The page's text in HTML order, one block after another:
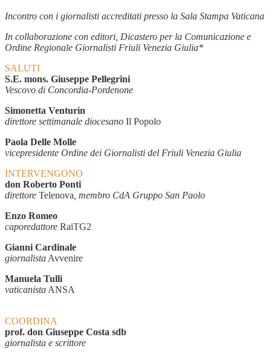
Incontro con i giornalisti accreditati presso la Sala Stampa Vaticana
In collaborazione con editori, Dicastero per la Comunicazione e
Ordine Regionale Giornalisti Friuli Venezia Giulia*
SALUTI
S.E. mons. Giuseppe Pellegrini
Vescovo di Concordia-Pordenone
Simonetta Venturin
direttore settimanale diocesano Il Popolo
Paola Delle Molle
vicepresidente Ordine dei Giornalisti del Friuli Venezia Giulia
INTERVENGONO
don Roberto Ponti
direttore Telenova , membro CdA Gruppo San Paolo
Enzo Romeo
caporedattore RaiTG2
Gianni Cardinale
giornalista Avvenire
Manuela Tulli
vaticanista ANSA
COORDINA
prof. don Giuseppe Costa sdb
giornalista e scrittore